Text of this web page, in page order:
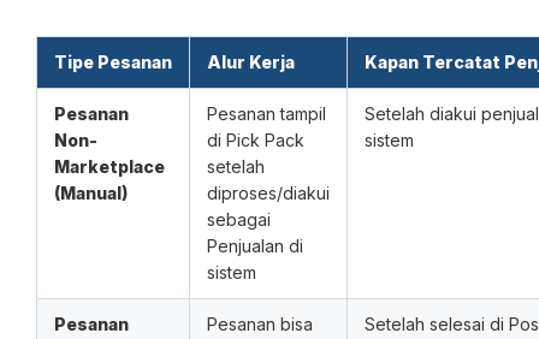
Tipe Pesanan Alur Kerja Kapan Tercatat
Pesanan
Non-
Marketplace
(Manual)
Pesanan tampil
di Pick Pack
setelah
diproses/diakui
sebagai
Penjualan di
sistem
Setelah diakui
sistem
Pesanan
Pesanan bisa
Setelah selesai di